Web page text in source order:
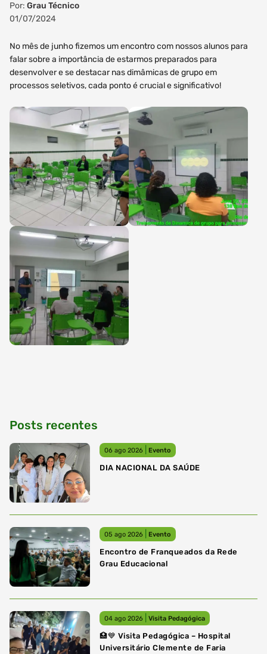
Por: Grau Técnico
01/07/2024
No mês de junho fizemos um encontro com nossos alunos para
falar sobre a importância de estarmos preparados para
desenvolver e se destacar nas dimâmicas de grupo em
processos seletivos, cada ponto é crucial e significativo!
Posts recentes
06 ago 2026 Evento
DIA NACIONAL DA SAÚDE
05 ago 2026 Evento
Encontro de Franqueados da Rede
Grau Educacional
04 ago 2026 Visita Pedagógica
🏥💙 Visita Pedagógica – Hospital
Universitário Clemente de Faria